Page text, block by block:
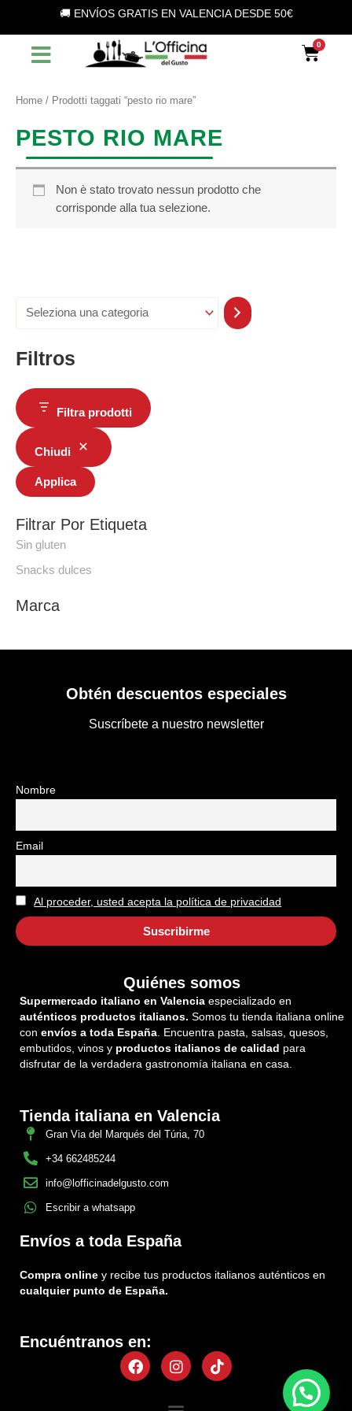
contenuto
🚚 ENVÍOS GRATIS EN VALENCIA DESDE 50€
l
o
u
a
Filtros
Filtra prodotti
Chiudi
Applica
Filtrar Por Etiqueta
Sin gluten
Snacks dulces
Marca
Home / Prodotti taggati “pesto rio mare”
PESTO RIO MARE
Non è stato trovato nessun prodotto che
corrisponde alla tua selezione.
Obtén descuentos especiales
Suscríbete a nuestro newsletter
Nombre
Email
Al proceder, usted acepta la política de privacidad
Quiénes somos
Supermercado italiano en Valencia especializado en
auténticos productos italianos. Somos tu tienda italiana online
con envíos a toda España. Encuentra pasta, salsas, quesos,
embutidos, vinos y productos italianos de calidad para
disfrutar de la verdadera gastronomía italiana en casa.
Tienda italiana en Valencia
Gran Via del Marqués del Túria, 70
+34 662485244
info@lofficinadelgusto.com
Escribir a whatsapp
Envíos a toda España
Compra online y recibe tus productos italianos auténticos en
cualquier punto de España.
Encuéntranos en:
FacebookInstagram
Tiktok
Menu